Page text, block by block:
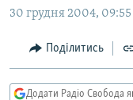
до
СПОРТ
УКРАЇНА
КРИМ.РЕАЛІЇ
ТИ ЯК?
СХЕМИ
30 грудня 2004, 09:55
Поділитись
Додати Радіо Свобода